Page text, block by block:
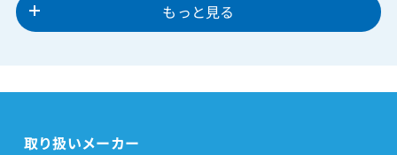
もっと見る
取り扱いメーカー